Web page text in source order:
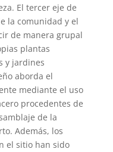
El tercer eje de
la comunidad y el
de manera grupal
plantas
y jardines
aborda el
mediante el uso
procedentes de
de la
Además, los
el sitio han sido